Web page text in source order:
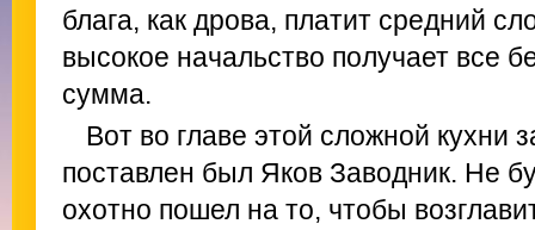
блага, как дрова, платит средний
высокое начальство получает все
сумма.
Вот во главе этой сложной кухни
поставлен был Яков Заводник. Не
охотно пошел на то, чтобы